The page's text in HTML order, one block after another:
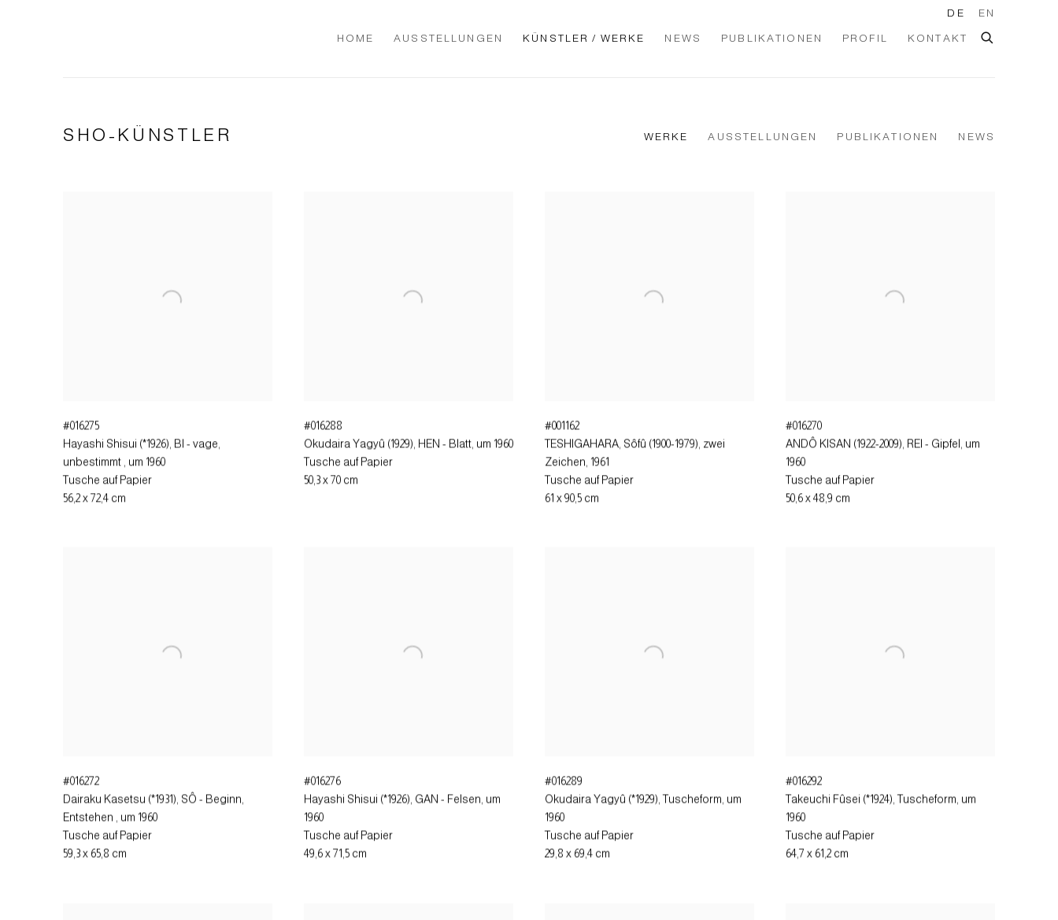
HOME AUSSTELLUNGEN KÜNSTLER / WERKE NEWS PUBLIKATIONEN PROFIL KONTAKT
DE EN
SHO-KÜNSTLER WERKE AUSSTELLUNGEN PUBLIKATIONEN NEWS
#016275
Hayashi Shisui (*1926), BI - vage,
unbestimmt , um 1960
Tusche auf Papier
56,2 x 72,4 cm
#016288
Okudaira Yagyû (1929), HEN - Blatt, um 1960
Tusche auf Papier
50,3 x 70 cm
#001162
TESHIGAHARA, Sôfû (1900-1979), zwei
Zeichen, 1961
Tusche auf Papier
61 x 90,5 cm
#016270
ANDÔ KISAN (1922-2009), REI - Gipfel, um
1960
Tusche auf Papier
50,6 x 48,9 cm
#016272
Dairaku Kasetsu (*1931), SÔ - Beginn,
Entstehen , um 1960
Tusche auf Papier
59,3 x 65,8 cm
#016276
Hayashi Shisui (*1926), GAN - Felsen, um
1960
Tusche auf Papier
49,6 x 71,5 cm
#016289
Okudaira Yagyû (*1929), Tuscheform, um
1960
Tusche auf Papier
29,8 x 69,4 cm
#016292
Takeuchi Fûsei (*1924), Tuscheform, um
1960
Tusche auf Papier
64,7 x 61,2 cm